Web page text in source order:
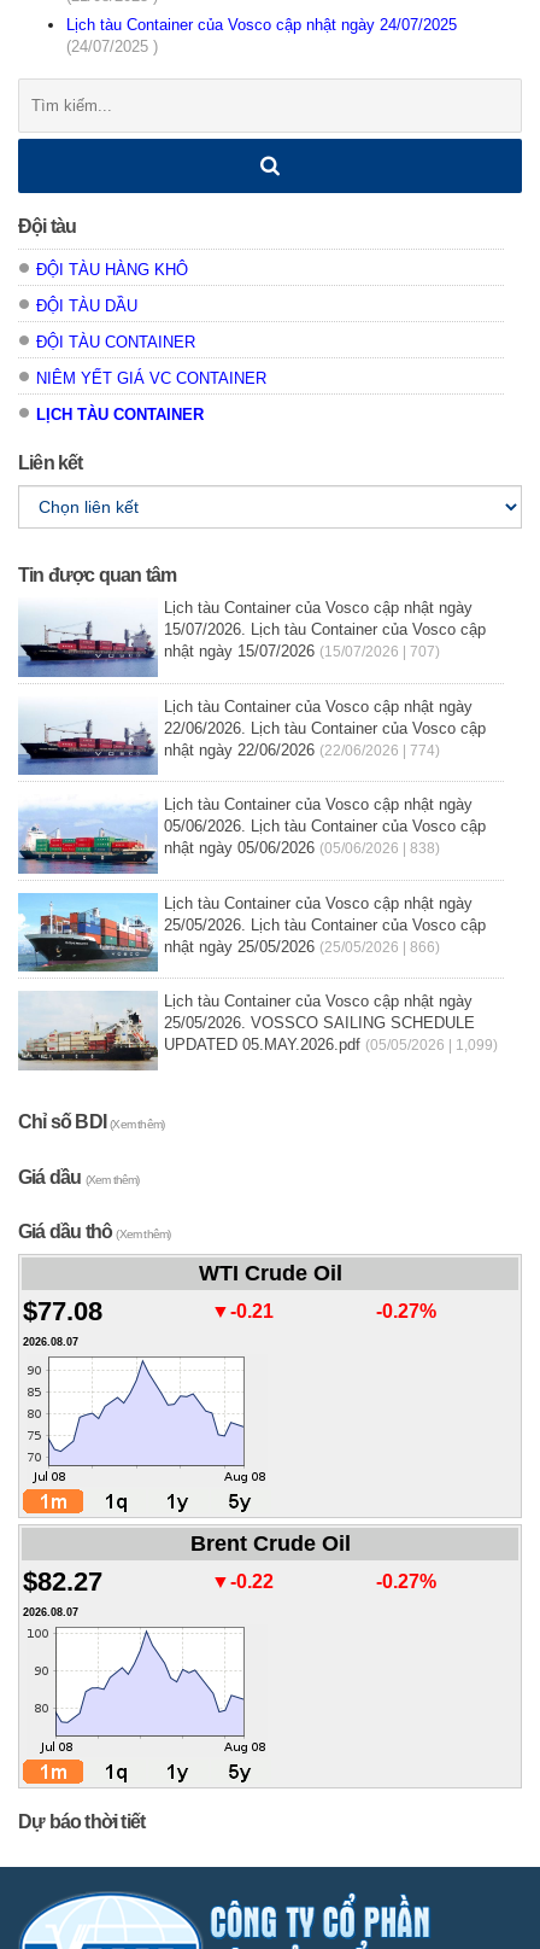
Lịch tàu Container của Vosco cập nhật ngày 24/07/2025
(24/07/2025 )
kiếm:
Đội tàu
ĐỘI TÀU HÀNG KHÔ
ĐỘI TÀU DẦU
ĐỘI TÀU CONTAINER
NIÊM YẾT GIÁ VC CONTAINER
LỊCH TÀU CONTAINER
Liên kết
Tin được quan tâm
Lịch tàu Container của Vosco cập nhật ngày
15/07/2026. Lịch tàu Container của Vosco cập
nhật ngày 15/07/2026 (15/07/2026 | 707)
Lịch tàu Container của Vosco cập nhật ngày
22/06/2026. Lịch tàu Container của Vosco cập
nhật ngày 22/06/2026 (22/06/2026 | 774)
Lịch tàu Container của Vosco cập nhật ngày
05/06/2026. Lịch tàu Container của Vosco cập
nhật ngày 05/06/2026 (05/06/2026 | 838)
Lịch tàu Container của Vosco cập nhật ngày
25/05/2026. Lịch tàu Container của Vosco cập
nhật ngày 25/05/2026 (25/05/2026 | 866)
Lịch tàu Container của Vosco cập nhật ngày
25/05/2026. VOSSCO SAILING SCHEDULE
UPDATED 05.MAY.2026.pdf (05/05/2026 | 1,099)
Chỉ số BDI(Xem thêm)
Giá dầu (Xem thêm)
Giá dầu thô(Xem thêm)
WTI Crude Oil
$77.08 ▼-0.21 -0.27%
2026.08.07
Brent Crude Oil
$82.27 ▼-0.22 -0.27%
2026.08.07
Dự báo thời tiết